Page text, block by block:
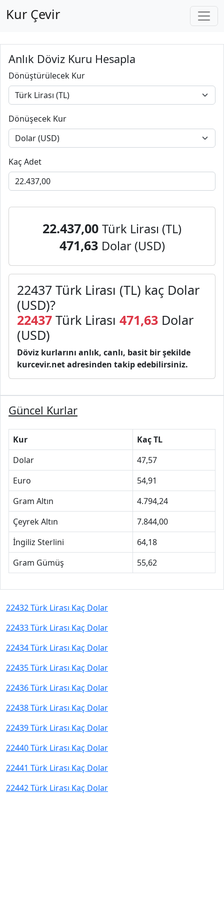
Kur Çevir
Anlık Döviz Kuru Hesapla
Dönüştürülecek Kur
Dönüşecek Kur
Kaç Adet
22.437,00 Türk Lirası (TL)
471,63 Dolar (USD)
22437 Türk Lirası (TL) kaç Dolar
(USD)?
22437 Türk Lirası 471,63 Dolar
(USD)
Döviz kurlarını anlık, canlı, basit bir şekilde
kurcevir.net adresinden takip edebilirsiniz.
Güncel Kurlar
Kur
Kaç TL
Dolar
47,57
Euro
54,91
Gram Altın
4.794,24
Çeyrek Altın
7.844,00
İngiliz Sterlini
64,18
Gram Gümüş
55,62
22432 Türk Lirası Kaç Dolar
22433 Türk Lirası Kaç Dolar
22434 Türk Lirası Kaç Dolar
22435 Türk Lirası Kaç Dolar
22436 Türk Lirası Kaç Dolar
22438 Türk Lirası Kaç Dolar
22439 Türk Lirası Kaç Dolar
22440 Türk Lirası Kaç Dolar
22441 Türk Lirası Kaç Dolar
22442 Türk Lirası Kaç Dolar